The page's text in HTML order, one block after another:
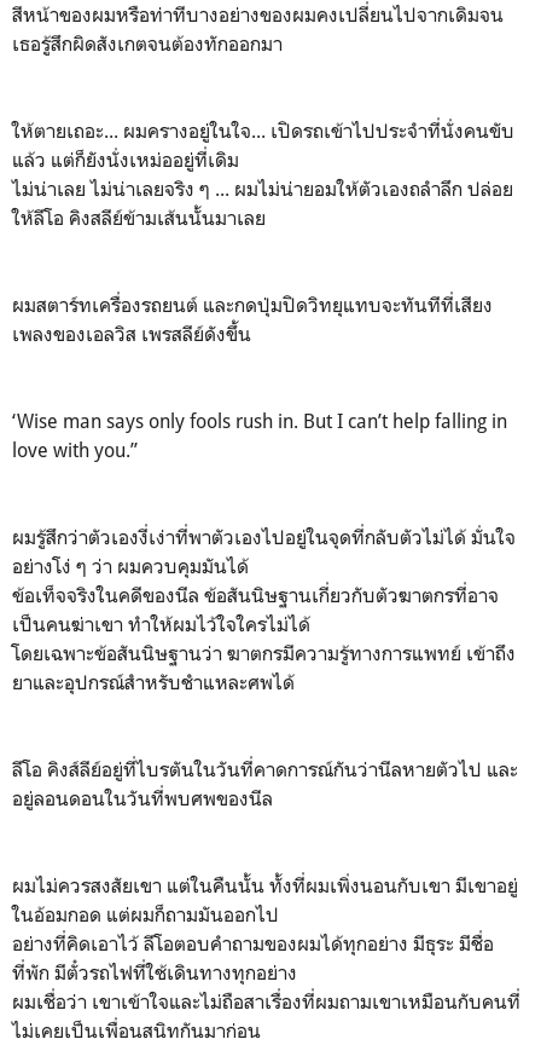
สีหน้าของผมหรือท่าทีบางอย่างของผมคงเปลี่ยนไปจากเดิมจน
เธอรู้สึกผิดสังเกตจนต้องทักออกมา
ให้ตายเถอะ... ผมครางอยู่ในใจ... เปิดรถเข้าไปประจำที่นั่งคนขับ
แล้ว แต่ก็ยังนั่งเหม่ออยู่ที่เดิม
ไม่น่าเลย ไม่น่าเลยจริง ๆ ... ผมไม่น่ายอมให้ตัวเองถลำลึก ปล่อย
ให้ลีโอ คิงสลีย์ข้ามเส้นนั้นมาเลย
ผมสตาร์ทเครื่องรถยนต์ และกดปุ่มปิดวิทยุแทบจะทันทีที่เสียง
เพลงของเอลวิส เพรสลีย์ดังขึ้น
‘Wise man says only fools rush in. But I can’t help falling in
love with you.”
ผมรู้สึกว่าตัวเองงี่เง่าที่พาตัวเองไปอยู่ในจุดที่กลับตัวไม่ได้ มั่นใจ
อย่างโง่ ๆ ว่า ผมควบคุมมันได้
ข้อเท็จจริงในคดีของนีล ข้อสันนิษฐานเกี่ยวกับตัวฆาตกรที่อาจ
เป็นคนฆ่าเขา ทำให้ผมไว้ใจใครไม่ได้
โดยเฉพาะข้อสันนิษฐานว่า ฆาตกรมีความรู้ทางการแพทย์ เข้าถึง
ยาและอุปกรณ์สำหรับชำแหละศพได้
ลีโอ คิงส์ลีย์อยู่ที่ไบรตันในวันที่คาดการณ์กันว่านีลหายตัวไป และ
อยู่ลอนดอนในวันที่พบศพของนีล
ผมไม่ควรสงสัยเขา แต่ในคืนนั้น ทั้งที่ผมเพิ่งนอนกับเขา มีเขาอยู่
ในอ้อมกอด แต่ผมก็ถามมันออกไป
อย่างที่คิดเอาไว้ ลีโอตอบคำถามของผมได้ทุกอย่าง มีธุระ มีชื่อ
ที่พัก มีตั๋วรถไฟที่ใช้เดินทางทุกอย่าง
ผมเชื่อว่า เขาเข้าใจและไม่ถือสาเรื่องที่ผมถามเขาเหมือนกับคนที่
ไม่เคยเป็นเพื่อนสนิทกันมาก่อน